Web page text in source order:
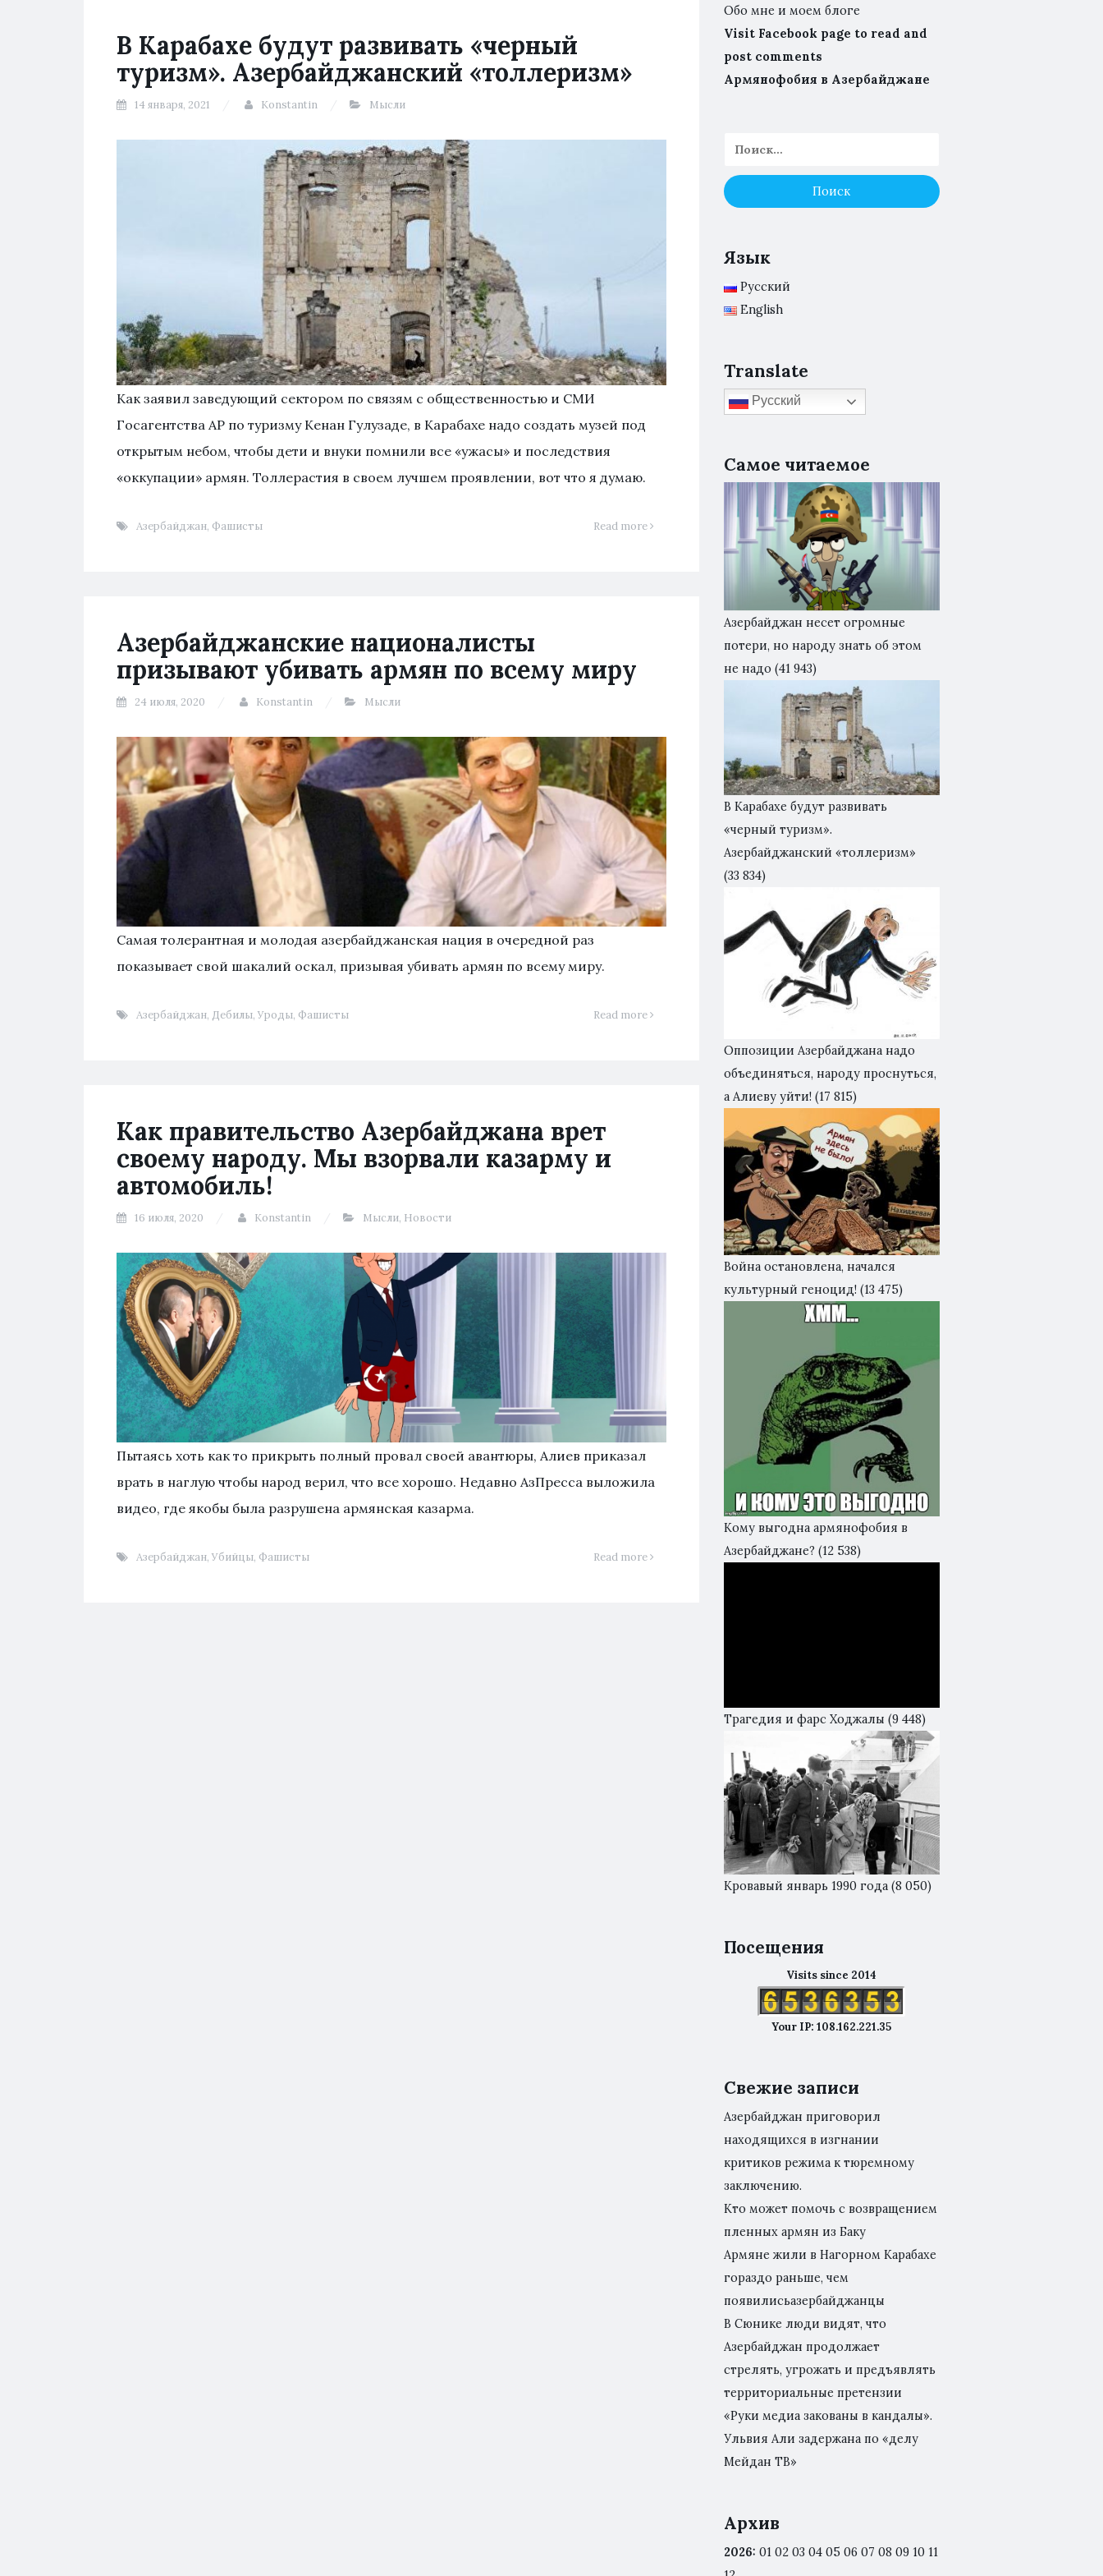
В Карабахе будут развивать «черный
туризм». Азербайджанский «толлеризм»
14 января, 2021 Konstantin Мысли
Как заявил заведующий сектором по связям с общественностью и СМИ
Госагентства АР по туризму Кенан Гулузаде, в Карабахе надо создать музей под
открытым небом, чтобы дети и внуки помнили все «ужасы» и последствия
«оккупации» армян. Толлерастия в своем лучшем проявлении, вот что я думаю.
Read more
Азербайджан, Фашисты
Азербайджанские националисты
призывают убивать армян по всему миру
24 июля, 2020 Konstantin Мысли
Самая толерантная и молодая азербайджанская нация в очередной раз
показывает свой шакалий оскал, призывая убивать армян по всему миру.
Read more
Азербайджан, Дебилы, Уроды, Фашисты
Как правительство Азербайджана врет
своему народу. Мы взорвали казарму и
автомобиль!
16 июля, 2020 Konstantin Мысли, Новости
Пытаясь хоть как то прикрыть полный провал своей авантюры, Алиев приказал
врать в наглую чтобы народ верил, что все хорошо. Недавно АзПресса выложила
видео, где якобы была разрушена армянская казарма.
Read more
Азербайджан, Убийцы, Фашисты
Обо мне и моем блоге
Visit Facebook page to read and
post comments
Армянофобия в Азербайджане
Язык
Русский
English
Translate
Русский
Самое читаемое
Азербайджан несет огромные
потери, но народу знать об этом
не надо (41 943)
В Карабахе будут развивать
«черный туризм».
Азербайджанский «толлеризм»
(33 834)
Оппозиции Азербайджана надо
объединяться, народу проснуться,
а Алиеву уйти! (17 815)
Война остановлена, начался
культурный геноцид! (13 475)
Кому выгодна армянофобия в
Азербайджане? (12 538)
Трагедия и фарс Ходжалы (9 448)
Кровавый январь 1990 года (8 050)
Посещения
Visits since 2014
Your IP: 108.162.221.35
Свежие записи
Азербайджан приговорил
находящихся в изгнании
критиков режима к тюремному
заключению.
Кто может помочь с возвращением
пленных армян из Баку
Армяне жили в Нагорном Карабахе
гораздо раньше, чем
появилисьазербайджанцы
В Сюнике люди видят, что
Азербайджан продолжает
стрелять, угрожать и предъявлять
территориальные претензии
«Руки медиа закованы в кандалы».
Ульвия Али задержана по «делу
Мейдан ТВ»
Архив
2026: 01 02 03 04 05 06 07 08 09 10 11